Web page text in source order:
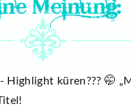
Highlight küren??? 🤭